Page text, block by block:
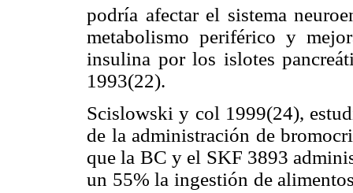
podría afectar el sistema
metabolismo periférico y
insulina por los islotes
1993(22).
Scislowski y col 1999(24),
de la administración de
que la BC y el SKF 3893
un 55% la ingestión de